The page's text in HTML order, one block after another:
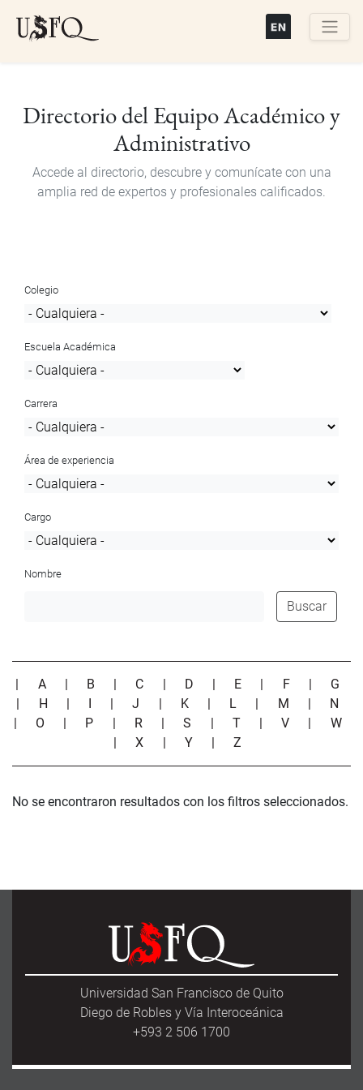
Directorio del Equipo Académico y
Administrativo
Accede al directorio, descubre y comunícate con una
amplia red de expertos y profesionales calificados.
Colegio
Escuela Académica
Carrera
Área de experiencia
Cargo
Nombre
Buscar
| A | B | C | D | E | F | G
| H | I |J | K | L | M | N
| O | P | R |S | T |V | W
|X | Y |Z
No se encontraron resultados con los filtros seleccionados.
Universidad San Francisco de Quito
Diego de Robles y Vía Interoceánica
+593 2 506 1700